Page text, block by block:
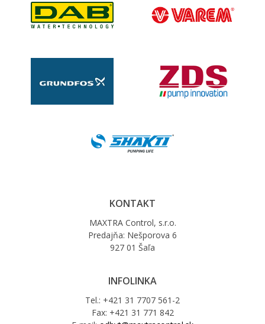
KONTAKT
MAXTRA Control, s.r.o.
Predajňa: Nešporova 6
927 01 Šaľa
INFOLINKA
Tel.: +421 31 7707 561-2
Fax: +421 31 771 842